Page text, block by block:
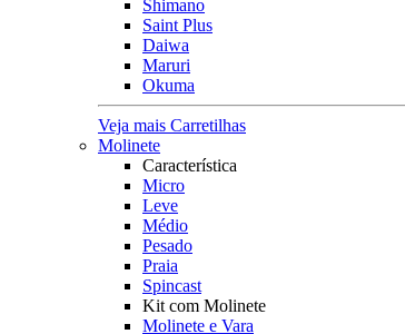
Shimano
Saint Plus
Daiwa
Maruri
Okuma
Veja mais Carretilhas
Molinete
Característica
Micro
Leve
Médio
Pesado
Praia
Spincast
Kit com Molinete
Molinete e Vara